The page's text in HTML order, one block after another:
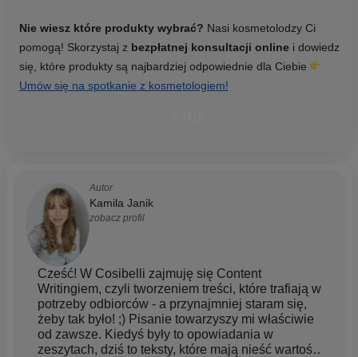
Nie wiesz które produkty wybrać? Nasi kosmetolodzy Ci
pomogą! Skorzystaj z bezpłatnej konsultacji onlinei dowiedz
się, które produkty są najbardziej odpowiednie dla Ciebie
Umów się na spotkanie z kosmetologiem!
Autor
Kamila Janik
zobacz profil
Cześć! W Cosibelli zajmuję się Content
Writingiem, czyli tworzeniem treści, które trafiają w
potrzeby odbiorców - a przynajmniej staram się,
żeby tak było! ;) Pisanie towarzyszy mi właściwie
od zawsze. Kiedyś były to opowiadania w
zeszytach, dziś to teksty, które mają nieść wartość